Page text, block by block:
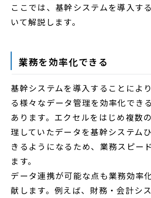
ここでは、基幹システムを導入す
いて解説します。
業務を効率化できる
基幹システムを導入することによ
る様々なデータ管理を効率化でき
あります。エクセルをはじめ複数
理していたデータを基幹システム
きるようになるため、業務スピー
ます。
データ連携が可能な点も業務効率
献します。例えば、財務・会計シ